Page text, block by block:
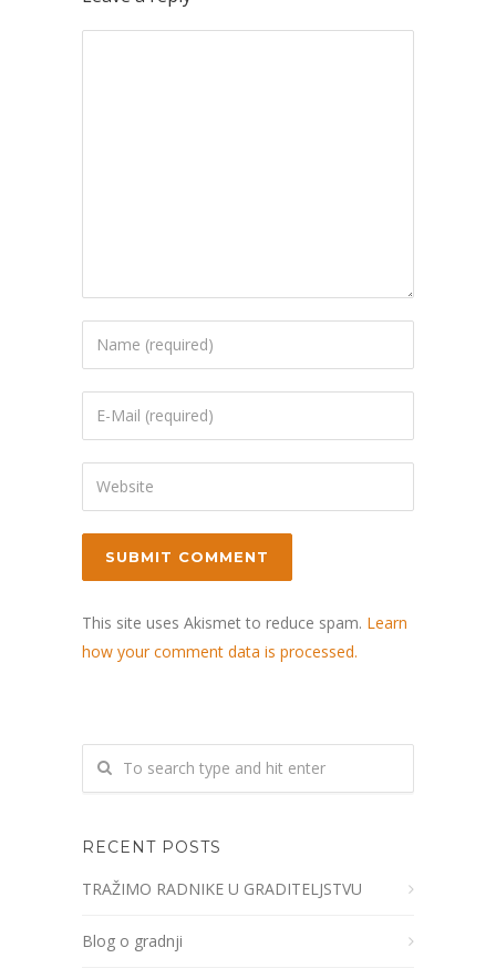
This site uses Akismet to reduce spam. Learn
how your comment data is processed.
RECENT POSTS
TRAŽIMO RADNIKE U GRADITELJSTVU
Blog o gradnji